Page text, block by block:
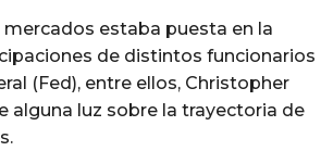
mercados estaba puesta en la
de distintos funcionarios
(Fed), entre ellos, Christopher
alguna luz sobre la trayectoria de